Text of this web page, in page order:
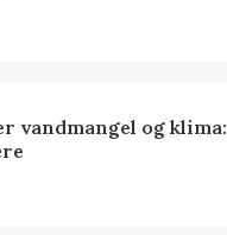
vandmangel og klima: